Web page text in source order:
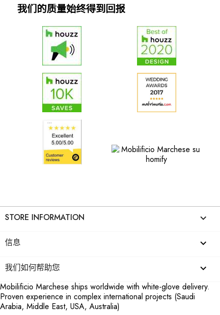
我们的质量始终得到回报
STORE INFORMATION keyboard_arrow_down
信息 
我们如何帮助您 
Mobilificio Marchese ships worldwide with white-glove delivery.
Proven experience in complex international projects (Saudi
Arabia, Middle East, USA, Australia)